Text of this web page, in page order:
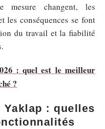
mesure changent, les
les conséquences se font
du travail et la fiabilité
: quel est le meilleur
?
Yaklap : quelles